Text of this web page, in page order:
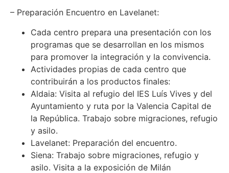
– Preparación Encuentro en Lavelanet:
Cada centro prepara una presentación con los
programas que se desarrollan en los mismos
para promover la integración y la convivencia.
Actividades propias de cada centro que
contribuirán a los productos finales:
Aldaia: Visita al refugio del IES Luís Vives y del
Ayuntamiento y ruta por la Valencia Capital de
la República. Trabajo sobre migraciones, refugio
y asilo.
Lavelanet: Preparación del encuentro.
Siena: Trabajo sobre migraciones, refugio y
asilo. Visita a la exposición de Milán